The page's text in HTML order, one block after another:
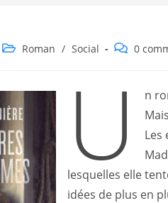
Post Roman / Social 0
U
n
Les
lesquelles elle
idées de plus en